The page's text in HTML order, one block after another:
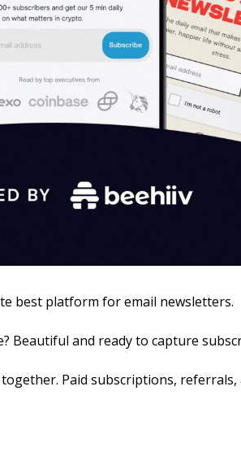
best platform for email newsletters.
Beautiful and ready to capture
Paid subscriptions,